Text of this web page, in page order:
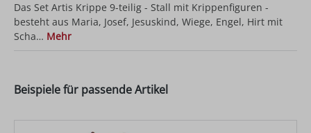
Das Set Artis Krippe 9-teilig - Stall mit Krippenfiguren -
besteht aus Maria, Josef, Jesuskind, Wiege, Engel, Hirt mit
Scha… Mehr
Beispiele für passende Artikel